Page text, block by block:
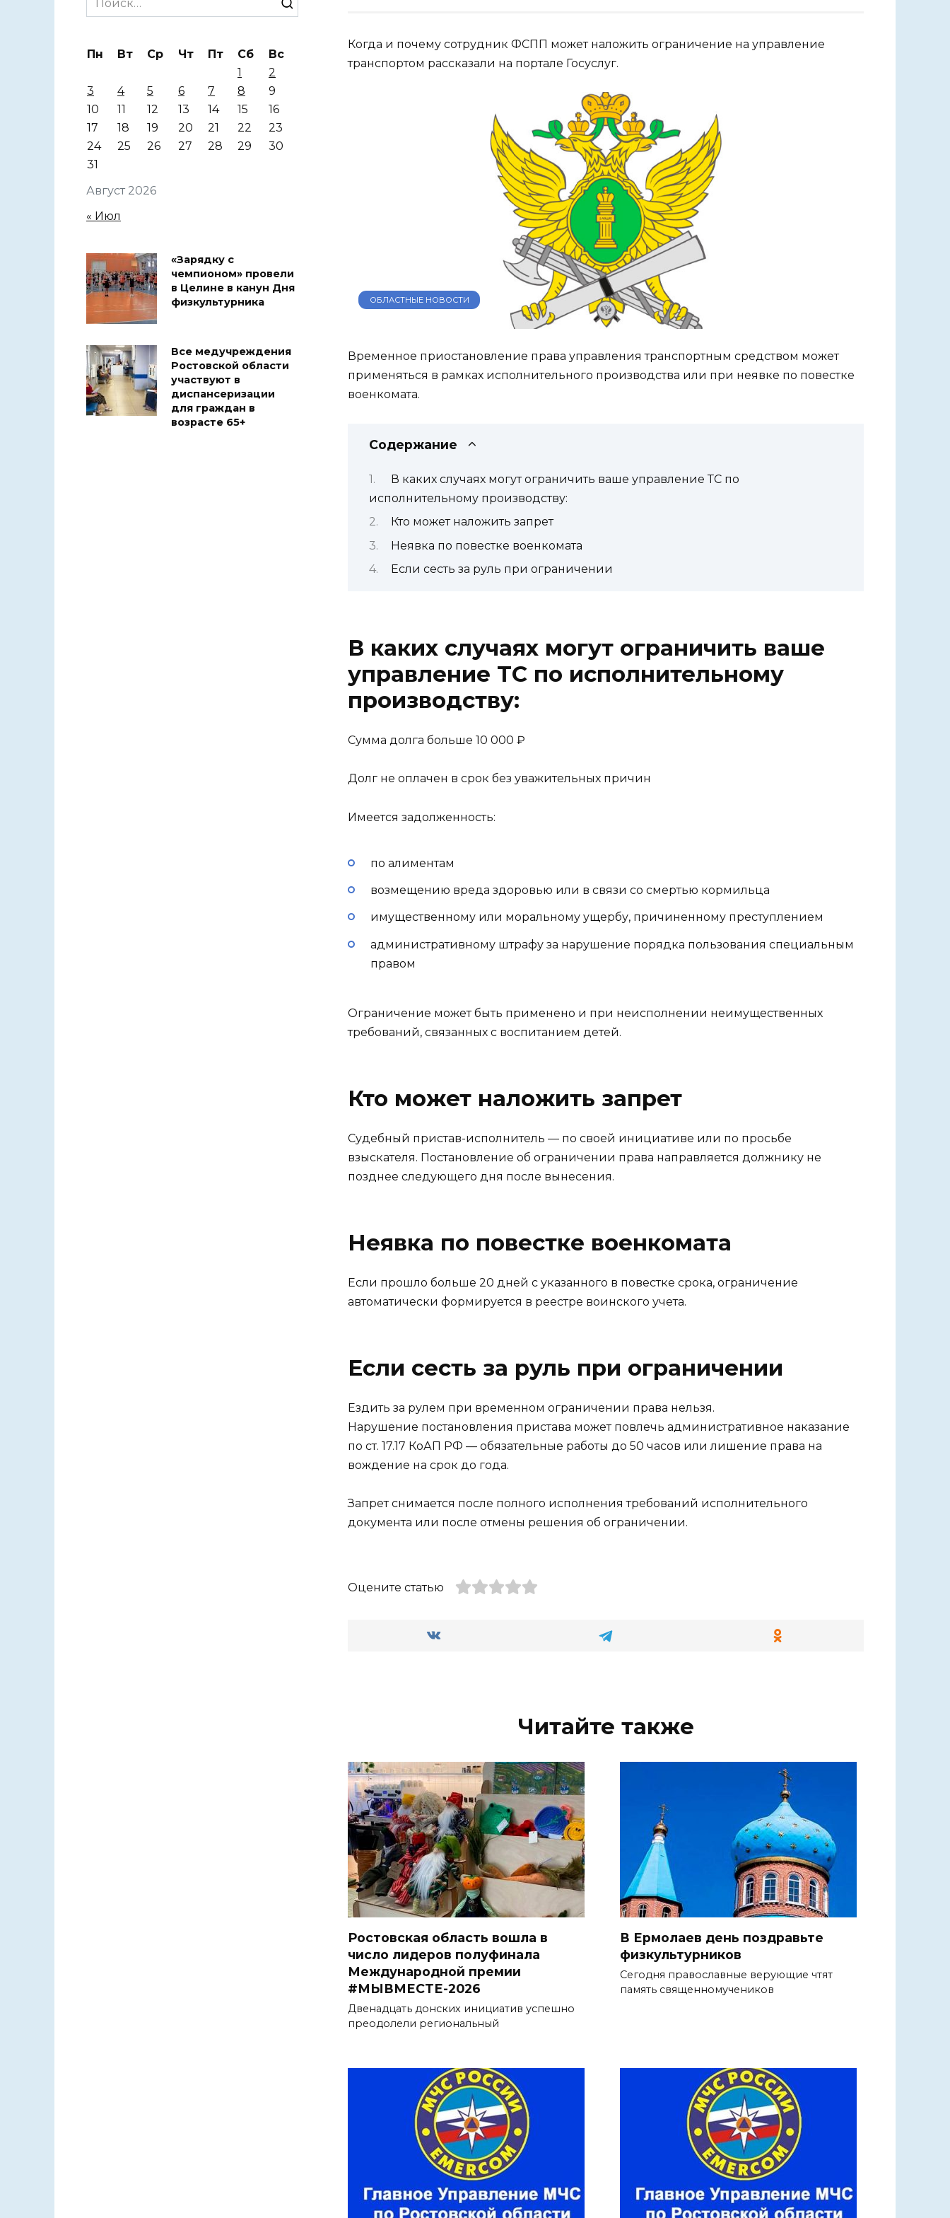
Когда и почему сотрудник ФСПП может наложить ограничение на управление
транспортом рассказали на портале Госуслуг.
ОБЛАСТНЫЕ НОВОСТИ
Временное приостановление права управления транспортным средством может
применяться в рамках исполнительного производства или при неявке по повестке
военкомата.
Содержание
В каких случаях могут ограничить ваше управление ТС по
исполнительному производству:
Кто может наложить запрет
Неявка по повестке военкомата
Если сесть за руль при ограничении
В каких случаях могут ограничить ваше
управление ТС по исполнительному
производству:
Сумма долга больше 10 000 ₽
Долг не оплачен в срок без уважительных причин
Имеется задолженность:
по алиментам
возмещению вреда здоровью или в связи со смертью кормильца
имущественному или моральному ущербу, причиненному преступлением
административному штрафу за нарушение порядка пользования специальным
правом
Ограничение может быть применено и при неисполнении неимущественных
требований, связанных с воспитанием детей.
Кто может наложить запрет
Судебный пристав-исполнитель — по своей инициативе или по просьбе
взыскателя. Постановление об ограничении права направляется должнику не
позднее следующего дня после вынесения.
Неявка по повестке военкомата
Если прошло больше 20 дней с указанного в повестке срока, ограничение
автоматически формируется в реестре воинского учета.
Если сесть за руль при ограничении
Ездить за рулем при временном ограничении права нельзя.
Нарушение постановления пристава может повлечь административное наказание
по ст. 17.17 КоАП РФ — обязательные работы до 50 часов или лишение права на
вождение на срок до года.
Запрет снимается после полного исполнения требований исполнительного
документа или после отмены решения об ограничении.
Оцените статью
Читайте также
Ростовская область вошла в
число лидеров полуфинала
Международной премии
#МЫВМЕСТЕ-2026
Двенадцать донских инициатив успешно
преодолели региональный
В Ермолаев день поздравьте
физкультурников
Сегодня православные верующие чтят
память священномучеников
for:
Август 2026
Пн Вт Ср Чт Пт Сб
Вс
1
2
3
4 5 6 7 8
9
10
11 12 13 14 15
16
17
18 19 20 21 22
23
24
25 26 27 28 29
30
31
« Июл
«Зарядку с
чемпионом» провели
в Целине в канун Дня
физкультурника
Все медучреждения
Ростовской области
участвуют в
диспансеризации
для граждан в
возрасте 65+